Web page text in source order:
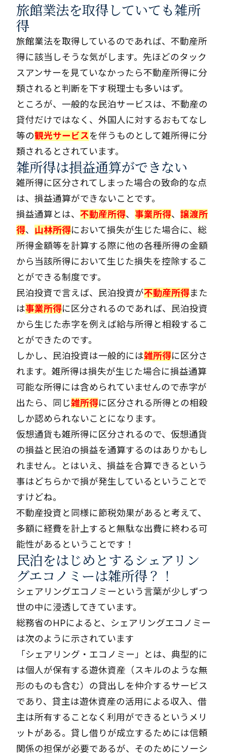
旅館業法を取得していても雑所
得
旅館業法を取得しているのであれば、不動産所
得に該当しそうな気がします。先ほどのタック
スアンサーを見ていなかったら不動産所得に分
類されると判断を下す税理士も多いはず。
ところが、一般的な民泊サービスは、不動産の
貸付だけではなく、外国人に対するおもてなし
等の観光サービスを伴うものとして雑所得に分
類されるとされています。
雑所得は損益通算ができない
雑所得に区分されてしまった場合の致命的な点
は、損益通算ができないことです。
損益通算とは、 不動産所得、 事業所得、 譲渡所
得、 山林所得において損失が生じた場合に、総
所得金額等を計算する際に他の各種所得の金額
から当該所得において生じた損失を控除するこ
とができる制度です。
民泊投資で言えば、民泊投資が不動産所得また
は事業所得に区分されるのであれば、民泊投資
から生じた赤字を例えば給与所得と相殺するこ
とができたのです。
しかし、民泊投資は一般的には雑所得に区分さ
れます。雑所得は損失が生じた場合に損益通算
可能な所得には含められていませんので赤字が
出たら、同じ雑所得に区分される所得との相殺
しか認められないことになります。
仮想通貨も雑所得に区分されるので、仮想通貨
の損益と民泊の損益を通算するのはありかもし
れません。とはいえ、損益を合算できるという
事はどちらかで損が発生しているということで
すけどね。
不動産投資と同様に節税効果があると考えて、
多額に経費を計上すると無駄な出費に終わる可
能性があるということです！
民泊をはじめとするシェアリン
グエコノミーは雑所得？！
シェアリングエコノミーという言葉が少しずつ
世の中に浸透してきています。
総務省のHPによると、シェアリングエコノミー
は次のように示されています
「シェアリング・エコノミー」とは、典型的に
は個人が保有する遊休資産（スキルのような無
形のものも含む）の貸出しを仲介するサービス
であり、貸主は遊休資産の活用による収入、借
主は所有することなく利用ができるというメリ
ットがある。貸し借りが成立するためには信頼
関係の担保が必要であるが、そのためにソーシ